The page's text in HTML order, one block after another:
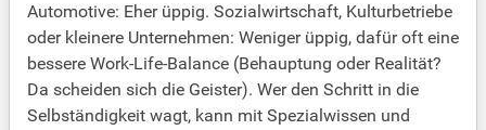
Automotive: Eher üppig. Sozialwirtschaft, Kulturbetriebe
oder kleinere Unternehmen: Weniger üppig, dafür oft eine
bessere Work-Life-Balance (Behauptung oder Realität?
Da scheiden sich die Geister). Wer den Schritt in die
Selbständigkeit wagt, kann mit Spezialwissen und